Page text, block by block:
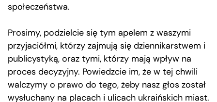
społeczeństwa.
Prosimy, podzielcie się tym apelem z waszymi
przyjaciółmi, którzy zajmują się dziennikarstwem i
publicystyką, oraz tymi, którzy mają wpływ na
proces decyzyjny. Powiedzcie im, że w tej chwili
walczymy o prawo do tego, żeby nasz głos został
wysłuchany na placach i ulicach ukraińskich miast.